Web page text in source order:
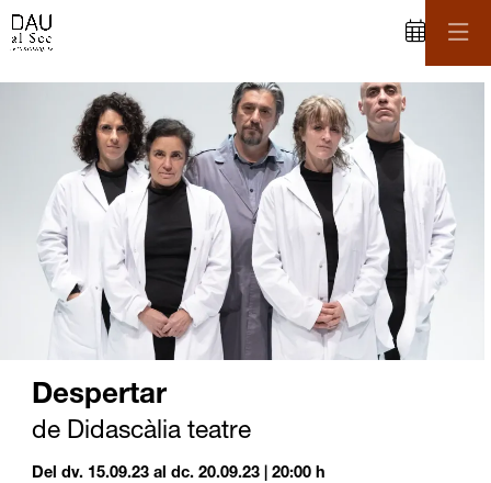
Despertar
de Didascàlia teatre
Del dv. 15.09.23al dc. 20.09.23| 20:00 h